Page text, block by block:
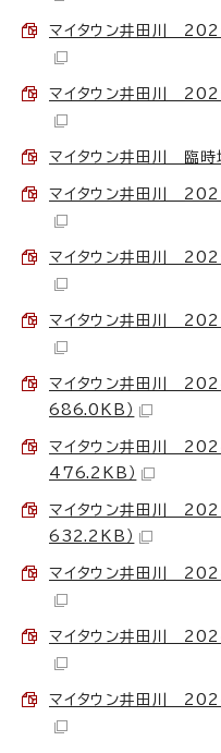
マイタウン井田川
マイタウン井田川
マイタウン井田川 臨
マイタウン井田川
マイタウン井田川
マイタウン井田川
マイタウン井田川
686.0KB）
マイタウン井田川
476.2KB）
マイタウン井田川
632.2KB）
マイタウン井田川
マイタウン井田川
マイタウン井田川